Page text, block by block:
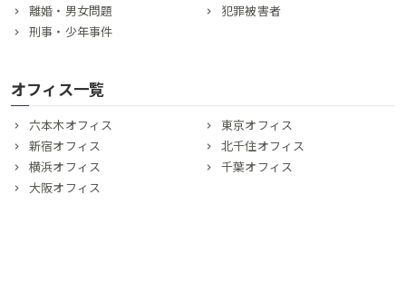
離婚・男女問題
犯罪被害者
刑事・少年事件
オフィス一覧
六本木オフィス
東京オフィス
新宿オフィス
北千住オフィス
横浜オフィス
千葉オフィス
大阪オフィス